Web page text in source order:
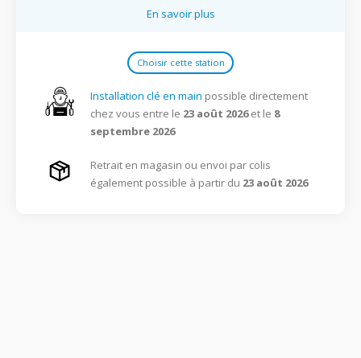
En savoir plus
Choisir cette station
Installation clé en main possible directement
chez vous entre le 23 août 2026et le 8
septembre 2026
Retrait en magasin ou envoi par colis
également possible à partir du 23 août 2026